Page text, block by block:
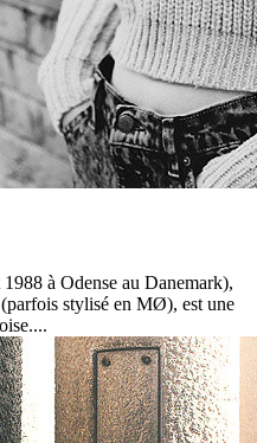
à Odense au Danemark),
stylisé en MØ), est une